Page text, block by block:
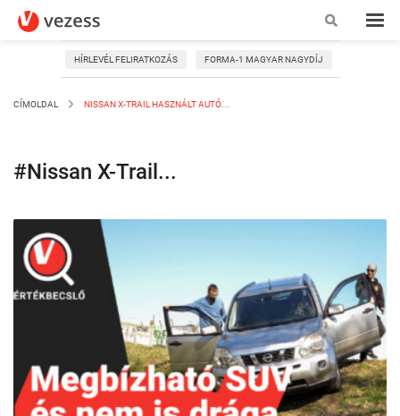
HÍRLEVÉL FELIRATKOZÁS FORMA-1 MAGYAR NAGYDÍJ
CÍMOLDAL NISSAN X-TRAIL HASZNÁLT AUTÓ...
#Nissan X-Trail...